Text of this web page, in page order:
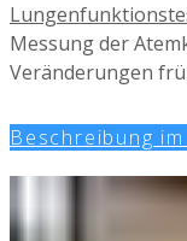
Messung der
Veränderungen
Beschreibung